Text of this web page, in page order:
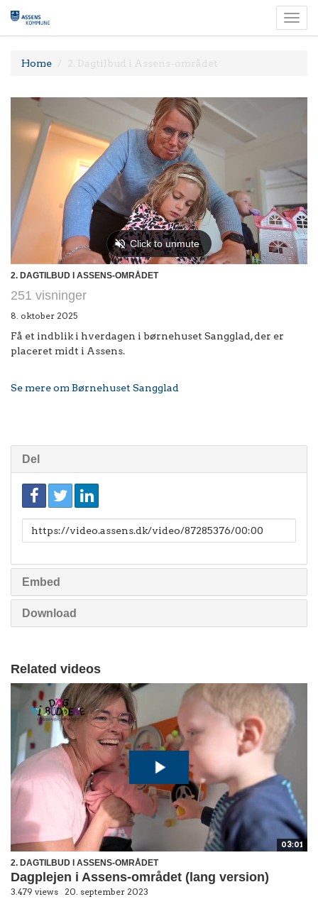
Home 2. Dagtilbud i Assens-området
2. DAGTILBUD I ASSENS-OMRÅDET
251 visninger
8. oktober 2025
Få et indblik i hverdagen i børnehuset Sangglad, der er
placeret midt i Assens.
Se mere om Børnehuset Sangglad
Del
Link
Embed
Download
Related videos
03:01
2. DAGTILBUD I ASSENS-OMRÅDET
Dagplejen i Assens-området (lang version)
3.479 views 20. september 2023